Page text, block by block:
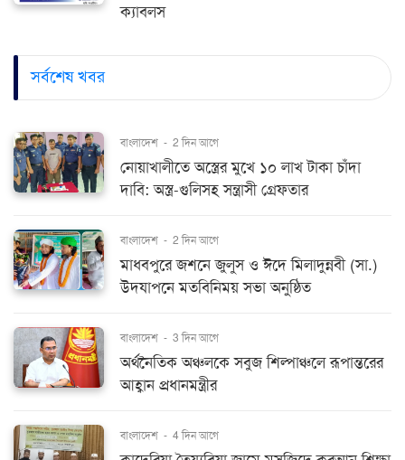
ক্যাবলস
সর্বশেষ খবর
বাংলাদেশ - 2 দিন আগে
নোয়াখালীতে অস্ত্রের মুখে ১০ লাখ টাকা চাঁদা
দাবি: অস্ত্র-গুলিসহ সন্ত্রাসী গ্রেফতার
বাংলাদেশ - 2 দিন আগে
মাধবপুরে জশনে জুলুস ও ঈদে মিলাদুন্নবী (সা.)
উদযাপনে মতবিনিময় সভা অনুষ্ঠিত
বাংলাদেশ - 3 দিন আগে
অর্থনৈতিক অঞ্চলকে সবুজ শিল্পাঞ্চলে রূপান্তরের
আহ্বান প্রধানমন্ত্রীর
বাংলাদেশ - 4 দিন আগে